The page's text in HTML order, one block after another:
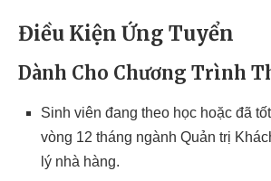
Điều Kiện Ứng Tuyển
Dành Cho Chương Trình
Sinh viên đang theo học hoặc đã
vòng 12 tháng ngành Quản trị
lý nhà hàng.